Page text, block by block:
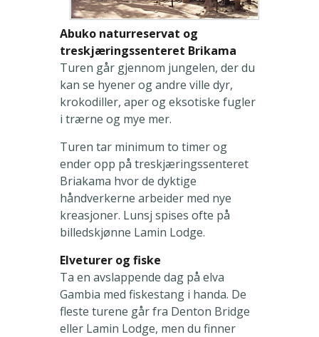
Abuko naturreservat og
treskjæringssenteret Brikama
Turen går gjennom jungelen, der du
kan se hyener og andre ville dyr,
krokodiller, aper og eksotiske fugler
i trærne og mye mer.
Turen tar minimum to timer og
ender opp på treskjæringssenteret
Briakama hvor de dyktige
håndverkerne arbeider med nye
kreasjoner. Lunsj spises ofte på
billedskjønne Lamin Lodge.
Elveturer og fiske
Ta en avslappende dag på elva
Gambia med fiskestang i handa. De
fleste turene går fra Denton Bridge
eller Lamin Lodge, men du finner